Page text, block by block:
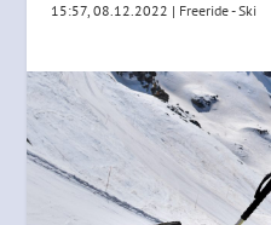
15:57, 08.12.2022 | Freeride - Ski